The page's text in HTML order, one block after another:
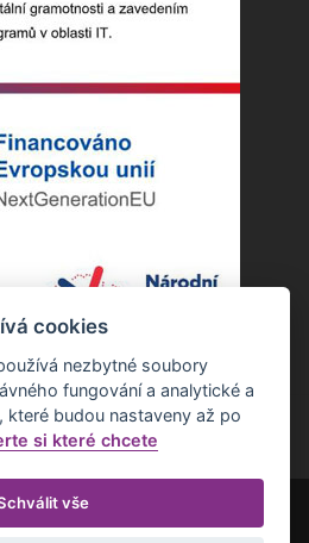
Všechna práva vyhrazena.
cookies
nezbytné soubory
fungování a analytické a
které budou nastaveny až po
si které chcete
vše